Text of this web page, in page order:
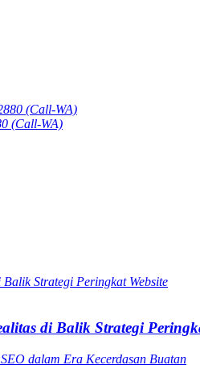
(Call-WA)
(Call-WA)
di Balik Strategi